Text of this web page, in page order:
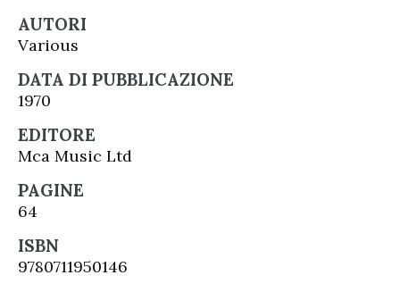
AUTORI
Various
DATA DI PUBBLICAZIONE
1970
EDITORE
Mca Music Ltd
PAGINE
64
ISBN
9780711950146